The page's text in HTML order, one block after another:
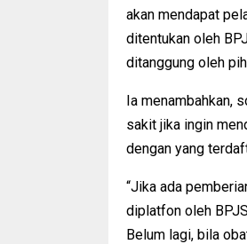
akan mendapat
ditentukan oleh
ditanggung oleh
Ia menambahkan,
sakit jika ingin
dengan yang
“Jika ada
diplatfon oleh
Belum lagi, bila